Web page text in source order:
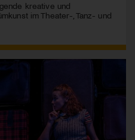
kreative und
im Theater-, Tanz- und